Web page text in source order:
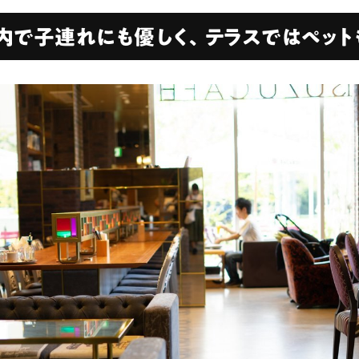
で子連れにも優しく、テラスではペッ